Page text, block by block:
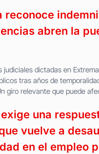
reconoce
abren la
judiciales dictadas en
tras años de
giro relevante que puede
exige una
vuelve a
en el empleo